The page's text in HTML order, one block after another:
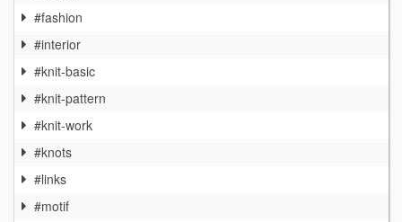
#fashion
#interior
#knit-basic
#knit-pattern
#knit-work
#knots
#links
#motif